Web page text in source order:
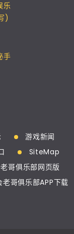
乐
)
手
游戏新闻
SiteMap
哥俱乐部网页版
老哥俱乐部APP下载